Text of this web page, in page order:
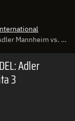
Eisbären Berlin - Partita 3
Adler
3